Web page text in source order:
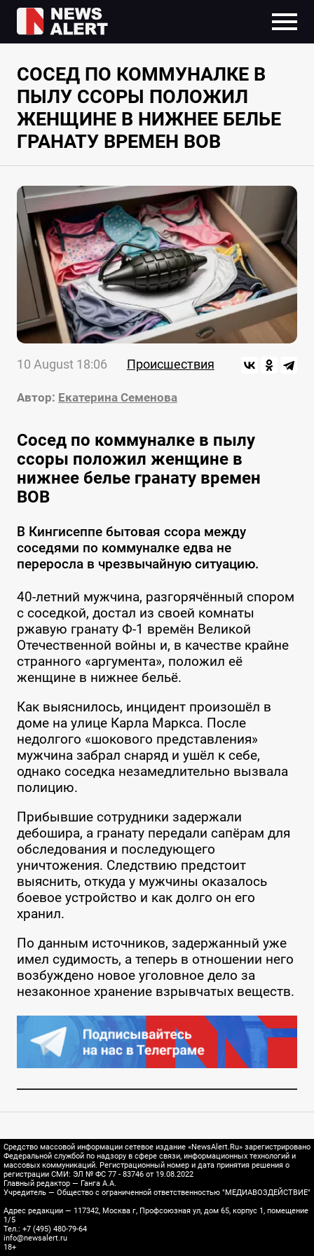
СОСЕД ПО КОММУНАЛКЕ В
ПЫЛУ ССОРЫ ПОЛОЖИЛ
ЖЕНЩИНЕ В НИЖНЕЕ БЕЛЬЕ
ГРАНАТУ ВРЕМЕН ВОВ
10 August 18:06 Происшествия
Автор: Екатерина Семенова
Сосед по коммуналке в пылу
ссоры положил женщине в
нижнее белье гранату времен
ВОВ
В Кингисеппе бытовая ссора между
соседями по коммуналке едва не
переросла в чрезвычайную ситуацию.
40-летний мужчина, разгорячённый спором
с соседкой, достал из своей комнаты
ржавую гранату Ф-1 времён Великой
Отечественной войны и, в качестве крайне
странного «аргумента», положил её
женщине в нижнее бельё.
Как выяснилось, инцидент произошёл в
доме на улице Карла Маркса. После
недолгого «шокового представления»
мужчина забрал снаряд и ушёл к себе,
однако соседка незамедлительно вызвала
полицию.
Прибывшие сотрудники задержали
дебошира, а гранату передали сапёрам для
обследования и последующего
уничтожения. Следствию предстоит
выяснить, откуда у мужчины оказалось
боевое устройство и как долго он его
хранил.
По данным источников, задержанный уже
имел судимость, а теперь в отношении него
возбуждено новое уголовное дело за
незаконное хранение взрывчатых веществ.
Средство массовой информации сетевое издание «NewsAlert.Ru» зарегистрировано
Федеральной службой по надзору в сфере связи, информационных технологий и
массовых коммуникаций. Регистрационный номер и дата принятия решения о
регистрации СМИ: ЭЛ № ФС 77 - 83746 от 19.08.2022
Главный редактор — Ганга А.А.
Учредитель — Общество с ограниченной ответственностью "МЕДИАВОЗДЕЙСТВИЕ"
Адрес редакции — 117342, Москва г, Профсоюзная ул, дом 65, корпус 1, помещение
1/5
Тел.: +7 (495) 480-79-64
info@newsalert.ru
18+